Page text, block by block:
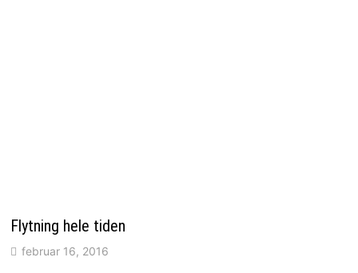
Flytning hele tiden
februar 16, 2016